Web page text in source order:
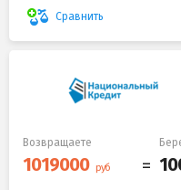
Сравнить
Возвращаете